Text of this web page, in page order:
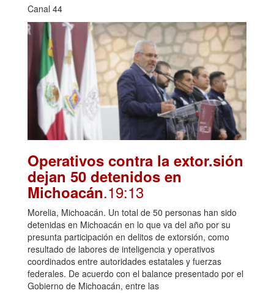
Canal 44
Operativos contra la extor.sión
dejan 50 detenidos en
Michoacán.19:13
Morelia, Michoacán. Un total de 50 personas han sido
detenidas en Michoacán en lo que va del año por su
presunta participación en delitos de extorsión, como
resultado de labores de inteligencia y operativos
coordinados entre autoridades estatales y fuerzas
federales. De acuerdo con el balance presentado por el
Gobierno de Michoacán, entre las